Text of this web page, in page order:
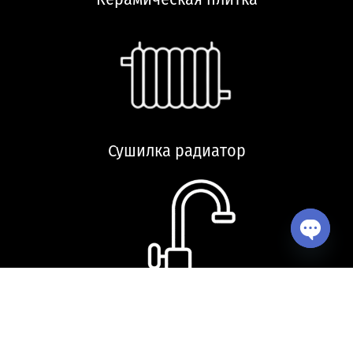
Сушилка радиатор